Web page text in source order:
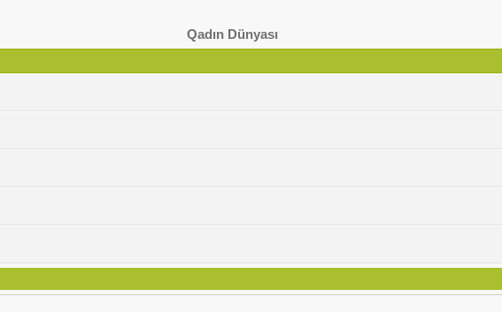
Qadın Dünyası